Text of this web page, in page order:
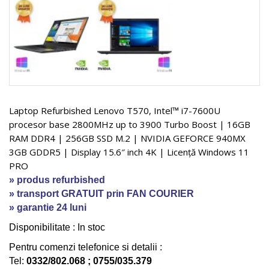
Laptop Refurbished Lenovo T570, Intel™ i7-7600U
procesor base 2800MHz up to 3900 Turbo Boost | 16GB
RAM DDR4 | 256GB SSD M.2 | NVIDIA GEFORCE 940MX
3GB GDDR5 | Display 15.6″ inch 4K | Licență Windows 11
PRO
» produs refurbished
» transport GRATUIT prin FAN COURIER
» garantie 24 luni
Disponibilitate : In stoc
Pentru comenzi telefonice si detalii :
Tel: 0332/802.068 ; 0755/035.379